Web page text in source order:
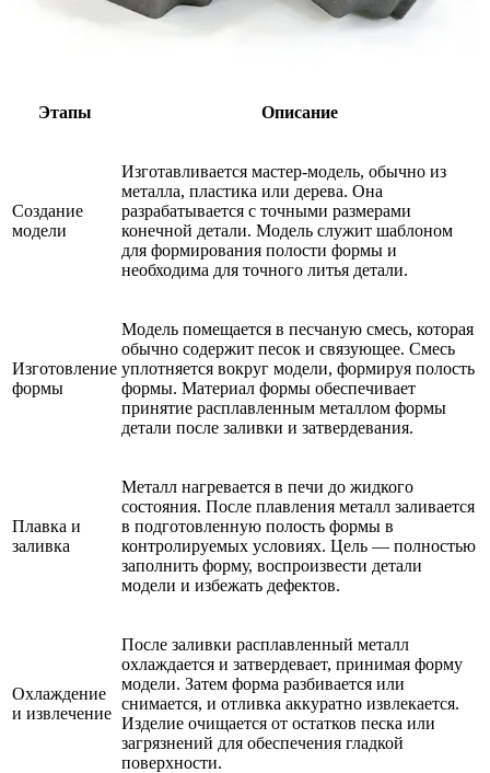
Этапы Описание
Создание
модели
Изготавливается мастер-модель, обычно из
металла, пластика или дерева. Она
разрабатывается с точными размерами
конечной детали. Модель служит шаблоном
для формирования полости формы и
необходима для точного литья детали.
Изготовление
формы
Модель помещается в песчаную смесь, которая
обычно содержит песок и связующее. Смесь
уплотняется вокруг модели, формируя полость
формы. Материал формы обеспечивает
принятие расплавленным металлом формы
детали после заливки и затвердевания.
Плавка и
заливка
Металл нагревается в печи до жидкого
состояния. После плавления металл заливается
в подготовленную полость формы в
контролируемых условиях. Цель — полностью
заполнить форму, воспроизвести детали
модели и избежать дефектов.
Охлаждение
и извлечение
После заливки расплавленный металл
охлаждается и затвердевает, принимая форму
модели. Затем форма разбивается или
снимается, и отливка аккуратно извлекается.
Изделие очищается от остатков песка или
загрязнений для обеспечения гладкой
поверхности.